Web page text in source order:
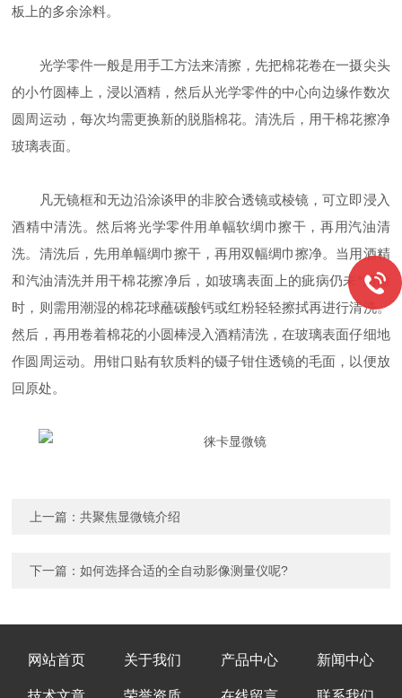
板上的多余涂料。
光学零件一般是用手工方法来清擦，先把棉花卷在一摄尖头
的小竹圆棒上，浸以酒精，然后从光学零件的中心向边缘作数次
圆周运动，每次均需更换新的脱脂棉花。清洗后，用干棉花擦净
玻璃表面。
凡无镜框和无边沿涂谈甲的非胶合透镜或棱镜，可立即浸入
酒精中清洗。然后将光学零件用单幅软绸巾擦干，再用汽油清
洗。清洗后，先用单幅绸巾擦干，再用双幅绸巾擦净。当用酒精
和汽油清洗并用干棉花擦净后，如玻璃表面上的疵病仍未*消除
时，则需用潮湿的棉花球蘸碳酸钙或红粉轻轻擦拭再进行清洗。
然后，再用卷着棉花的小圆棒浸入酒精清洗，在玻璃表面仔细地
作圆周运动。用钳口贴有软质料的镊子钳住透镜的毛面，以便放
回原处。
上一篇：共聚焦显微镜介绍
下一篇：如何选择合适的全自动影像测量仪呢?
网站首页 关于我们 产品中心 新闻中心